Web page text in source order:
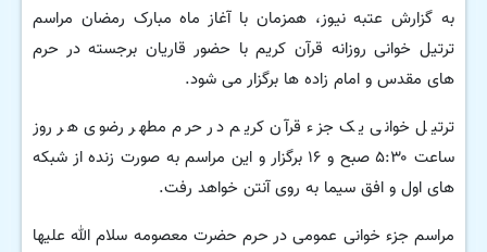
به گزارش عتبه نیوز، همزمان با آغاز ماه مبارک رمضان مراسم
ترتیل خوانی روزانه قرآن کریم با حضور قاریان برجسته در حرم
های مقدس و امام زاده ها برگزار می شود.
ترتیل خوانی یک جزء قرآن کریم در حرم مطهر رضوی هر روز
ساعت ۵:۳۰ صبح و ۱۶ برگزار و این مراسم به صورت زنده از شبکه
های اول و افق سیما به روی آنتن خواهد رفت.
مراسم جزء خوانی عمومی در حرم حضرت معصومه سلام الله علیها